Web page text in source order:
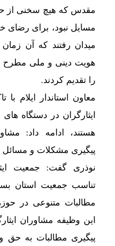
مقدس که هیچ سخنی از
مسایل نبود، برای رضای
میدان رفتند که آن
هویت دینی و ملی مطرح
را تقدیم کردند.
معاون استاندار ایلام
ایثارگران در دستگاه های
هستند، ادامه داد:
پیگیری مشکلات و مسائل
نوذری گفت: جمعیت
تناسب جمعیت استان
مطالبات متنوعی در
این وظیفه مشاوران
پیگیری مطالبات به حق و